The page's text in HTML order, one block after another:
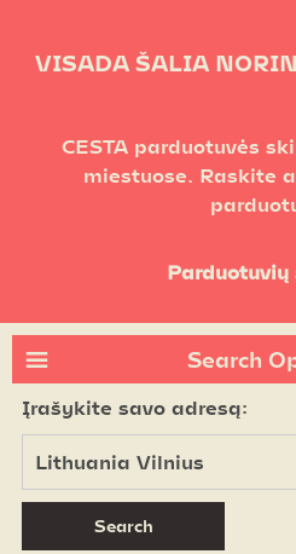
VISADA ŠALIA
CESTA parduotuvės
miestuose. Raskite
Parduotuvių
Search
Įrašykite savo adresą: